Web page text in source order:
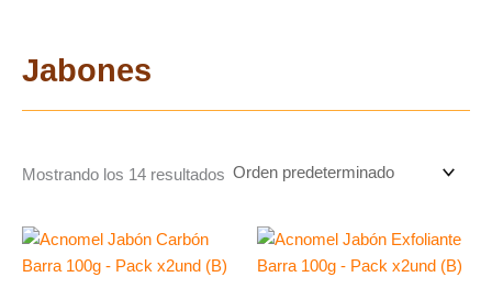
Jabones
Mostrando los 14 resultados